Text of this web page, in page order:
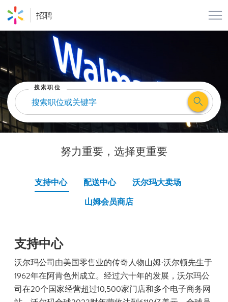
招聘 菜
搜索职位
努力重要，选择更重要
支持中心 配送中心
沃尔玛大卖场
山姆会员商店
支持中心
沃尔玛公司由美国零售业的传奇人物山姆·沃尔顿先生于
1962年在阿肯色州成立。经过六十年的发展，沃尔玛公
司在20个国家经营超过10,500家门店和多个电子商务网